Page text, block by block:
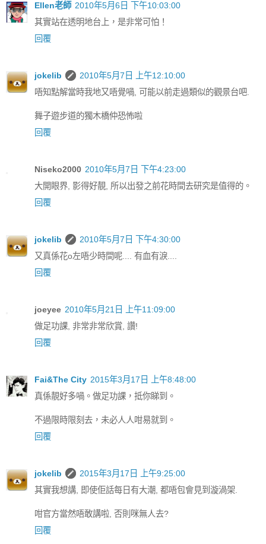
Ellen老師 2010年5月6日 下午10:03:00
其實站在透明地台上，是非常可怕！
回覆
jokelib
2010年5月7日 上午12:10:00
唔知點解當時我地又唔覺喎, 可能以前走過類似的觀景台吧.
舞子遊步道的獨木橋仲恐怖啦
回覆
Niseko2000 2010年5月7日 下午4:23:00
大開眼界, 影得好靚, 所以出發之前花時間去研究是值得的。
回覆
jokelib
2010年5月7日 下午4:30:00
又真係花o左唔少時間呢.... 有血有淚....
回覆
joeyee 2010年5月21日 上午11:09:00
做足功課, 非常非常欣賞, 讚!
回覆
Fai&The City 2015年3月17日 上午8:48:00
真係靚好多喎。做足功課，抵你睇到。
不過限時限刻去，未必人人咁易就到。
回覆
jokelib
2015年3月17日 上午9:25:00
其實我想講, 即使佢話每日有大潮, 都唔包會見到漩渦架.
咁官方當然唔敢講啦, 否則咪無人去?
回覆